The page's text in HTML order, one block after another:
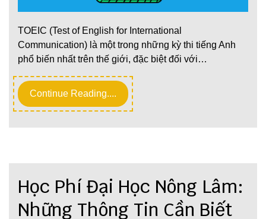
TOEIC (Test of English for International
Communication) là một trong những kỳ thi tiếng Anh
phổ biến nhất trên thế giới, đặc biệt đối với…
Continue Reading....
Học Phí Đại Học Nông Lâm:
Những Thông Tin Cần Biết